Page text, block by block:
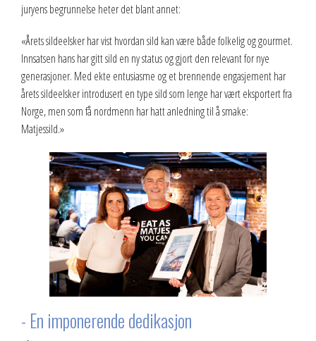
juryens begrunnelse heter det blant annet:
«Årets sildeelsker har vist hvordan sild kan være både folkelig og gourmet.
Innsatsen hans har gitt sild en ny status og gjort den relevant for nye
generasjoner. Med ekte entusiasme og et brennende engasjement har
årets sildeelsker introdusert en type sild som lenge har vært eksportert fra
Norge, men som få nordmenn har hatt anledning til å smake:
Matjessild.»
- En imponerende dedikasjon